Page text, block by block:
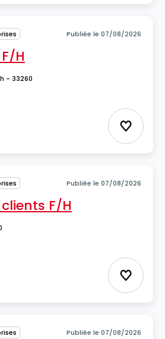
Publiée le 07/08/2026
H
- 33260
Ajouter
Publiée le 07/08/2026
F/H
Ajouter
Publiée le 07/08/2026